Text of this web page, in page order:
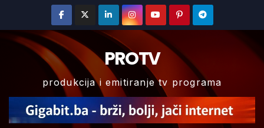
content
PROTV
produkcija i emitiranje tv programa